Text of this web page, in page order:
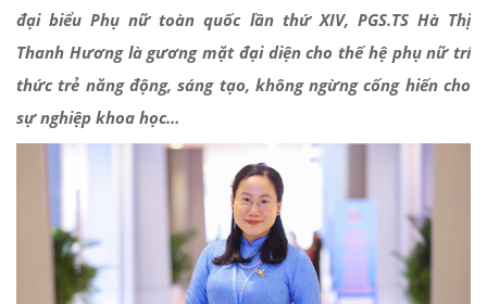
đại biểu Phụ nữ toàn quốc lần thứ XIV, PGS.TS Hà Thị
Thanh Hương là gương mặt đại diện cho thế hệ phụ nữ trí
thức trẻ năng động, sáng tạo, không ngừng cống hiến cho
sự nghiệp khoa học…